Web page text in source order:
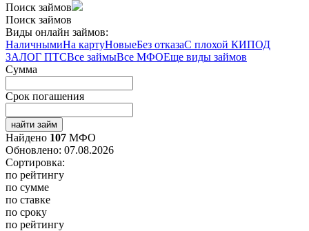
Поиск займов
Поиск займов
Виды онлайн займов:
НаличнымиНа картуНовыеБез отказаС плохой КИПОД
ЗАЛОГ ПТСВсе займыВсе МФОЕще виды займов
Сумма
Срок погашения
найти займ
Найдено 107 МФО
Обновлено: 07.08.2026
Сортировка:
по рейтингу
по сумме
по ставке
по сроку
по рейтингу